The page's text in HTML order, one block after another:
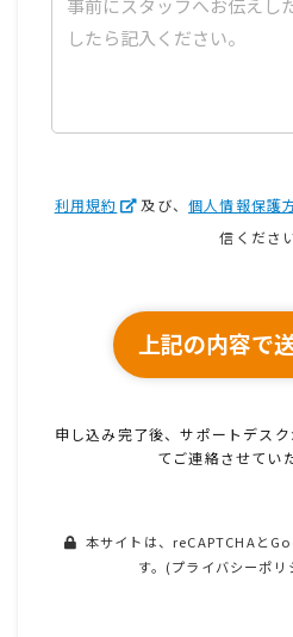
利用規約 及び、 個人情報保護
信くださ
上記の内容で
申し込み完了後、サポートデスク
てご連絡させてい
本サイトは、reCAPTCHAと
す。(プライバシーポリ